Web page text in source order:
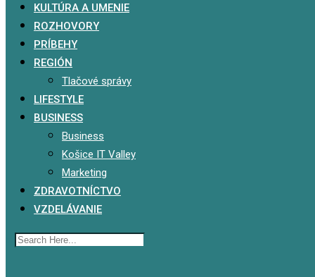
KULTÚRA A UMENIE
ROZHOVORY
PRÍBEHY
REGIÓN
Tlačové správy
LIFESTYLE
BUSINESS
Business
Košice IT Valley
Marketing
ZDRAVOTNÍCTVO
VZDELÁVANIE